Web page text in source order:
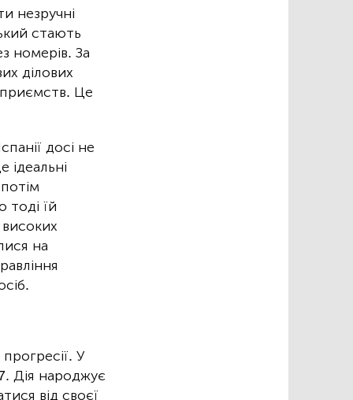
незручні
стають
номерів. За
ділових
Це
досі не
тоді їй
на
У
Дія народжує
від своєї